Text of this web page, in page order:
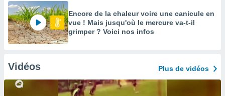
Encore de la chaleur voire une canicule en
vue ! Mais jusqu'où le mercure va-t-il
grimper ? Voici nos infos
Vidéos Plus de vidéos